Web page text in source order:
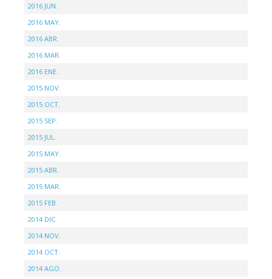
2016 JUN.
2016 MAY.
2016 ABR.
2016 MAR.
2016 ENE.
2015 NOV.
2015 OCT.
2015 SEP.
2015 JUL.
2015 MAY.
2015 ABR.
2015 MAR.
2015 FEB.
2014 DIC.
2014 NOV.
2014 OCT.
2014 AGO.